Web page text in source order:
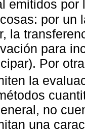
emitidos por
por un
la
para
Por
la
no
una